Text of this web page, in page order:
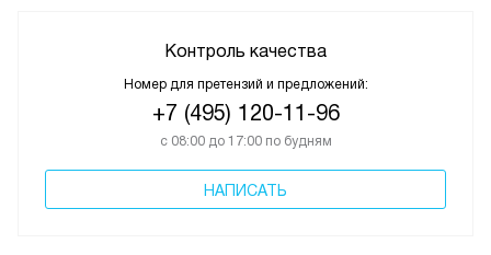
Контроль качества
Номер для претензий и предложений:
+7 (495) 120-11-96
с 08:00 до 17:00 по будням
НАПИСАТЬ